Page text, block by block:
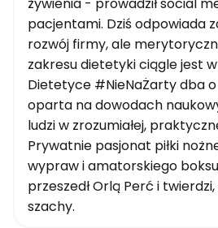
żywienia - prowadził social
pacjentami. Dziś odpowiada
rozwój firmy, ale
zakresu dietetyki ciągle jest
Dietetyce #NieNaŻarty dba
oparta na dowodach
ludzi w zrozumiałej,
Prywatnie pasjonat piłki
wypraw i amatorskiego
przeszedł Orlą Perć i
szachy.